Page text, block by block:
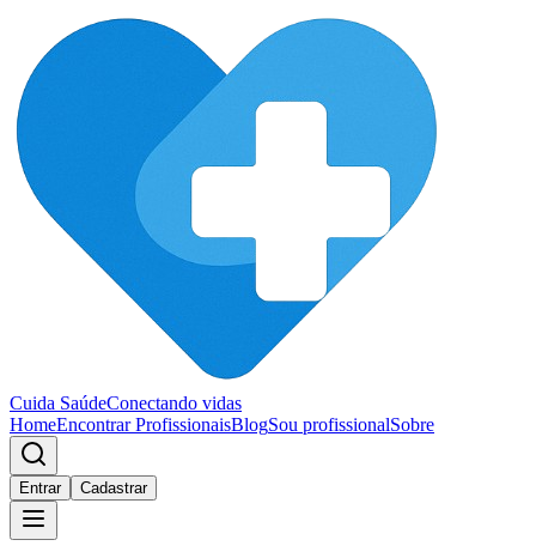
Cuida SaúdeConectando vidas
HomeEncontrar ProfissionaisBlogSou profissionalSobre
Entrar Cadastrar